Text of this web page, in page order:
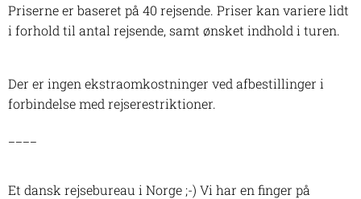
Priserne er baseret på 40 rejsende. Priser kan variere lidt
i forhold til antal rejsende, samt ønsket indhold i turen.
Der er ingen ekstraomkostninger ved afbestillinger i
forbindelse med rejserestriktioner.
Et dansk rejsebureau i Norge ;-) Vi har en finger på